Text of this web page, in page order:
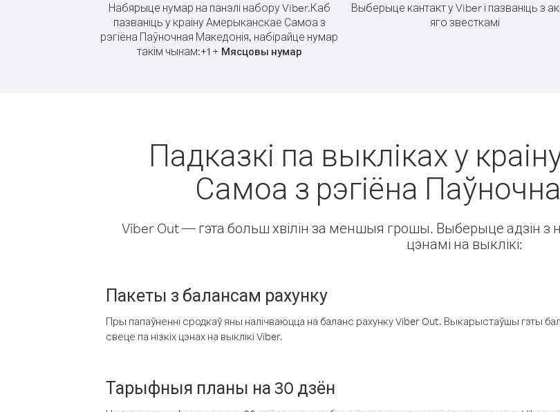
Набярыце нумар на панэлі набору Viber.Каб
пазваніць у краіну Амерыканскае Самоа з
рэгіёна Паўночная Македонія, набірайце нумар
такім чынам:+1+ Мясцовы нумар
Выберыце кантакт у Viber і пазваніць з
яго звесткамі
Падказкі па выкліках у
Самоа з рэгіёна
Viber Out — гэта больш хвілін за меншыя грошы. Выберыце адзін з
цэнамі на выклікі:
Пакеты з балансам рахунку
Пры папаўненні сродкаў яны налічваюцца на баланс рахунку Viber Out. Выкарыстаўшы гэты
свеце па нізкіх цэнах на выклікі Viber.
Тарыфныя планы на 30 дзён